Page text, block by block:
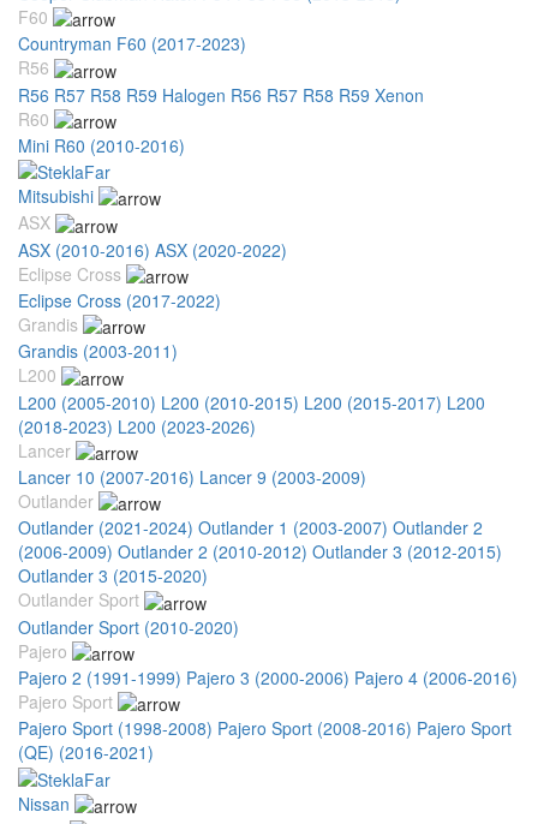
F60
Countryman F60 (2017-2023)
R56
R56 R57 R58 R59 Halogen R56 R57 R58 R59 Xenon
R60
Mini R60 (2010-2016)
Mitsubishi
ASX
ASX (2010-2016) ASX (2020-2022)
Eclipse Cross
Eclipse Cross (2017-2022)
Grandis
Grandis (2003-2011)
L200
L200 (2005-2010) L200 (2010-2015) L200 (2015-2017) L200
(2018-2023) L200 (2023-2026)
Lancer
Lancer 10 (2007-2016) Lancer 9 (2003-2009)
Outlander
Outlander (2021-2024) Outlander 1 (2003-2007) Outlander 2
(2006-2009) Outlander 2 (2010-2012) Outlander 3 (2012-2015)
Outlander 3 (2015-2020)
Outlander Sport
Outlander Sport (2010-2020)
Pajero
Pajero 2 (1991-1999) Pajero 3 (2000-2006) Pajero 4 (2006-2016)
Pajero Sport
Pajero Sport (1998-2008) Pajero Sport (2008-2016) Pajero Sport
(QE) (2016-2021)
Nissan